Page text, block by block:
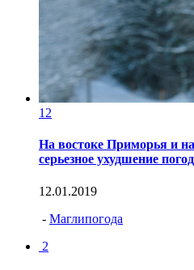
12
На востоке Приморья и
серьезное ухудшение
12.01.2019
- Маглипогода
2